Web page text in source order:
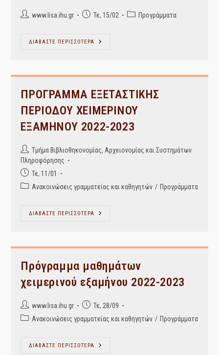
Postwww.lisa.ihu.gr
PostΤε, 15/02
PostΠρογράμματα
ΔΙΑΒΑΣΤΕ ΠΕΡΙΣΣΟΤΕΡΑ
Ωρολόγιο
2022-
ΠΡΟΓΡΑΜΜΑ ΕΞΕΤΑΣΤΙΚΗΣ
ΠΕΡΙΟΔΟΥ ΧΕΙΜΕΡΙΝΟΥ
ΕΞΑΜΗΝΟΥ 2022-2023
Post
author:
Τμήμα Βιβλιοθηκονομίας, Αρχειονομίας και Συστημάτων
Πληροφόρησης
Post
published:
Τε, 11/01
PostΑνακοινώσεις γραμματείας και καθηγητών / Προγράμματα
ΔΙΑΒΑΣΤΕ ΠΕΡΙΣΣΟΤΕΡΑ
ΠΡΟΓΡΑΜΜΑ
2022-
Πρόγραμμα μαθημάτων
χειμερινού εξαμήνου 2022-2023
Post
author:
www.lisa.ihu.gr
Post
published:
Τε, 28/09
PostΑνακοινώσεις γραμματείας και καθηγητών / Προγράμματα
ΔΙΑΒΑΣΤΕ ΠΕΡΙΣΣΟΤΕΡΑ
Πρόγραμμα